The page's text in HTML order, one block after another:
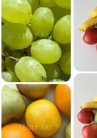
lenly-art.ru